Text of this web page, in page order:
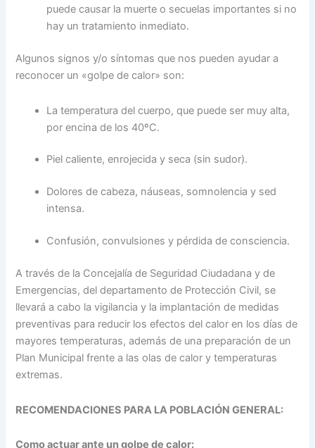
puede causar la muerte o secuelas importantes si no
hay un tratamiento inmediato.
Algunos signos y/o síntomas que nos pueden ayudar a
reconocer un «golpe de calor» son:
La temperatura del cuerpo, que puede ser muy alta,
por encina de los 40ºC.
Piel caliente, enrojecida y seca (sin sudor).
Dolores de cabeza, náuseas, somnolencia y sed
intensa.
Confusión, convulsiones y pérdida de consciencia.
A través de la Concejalía de Seguridad Ciudadana y de
Emergencias, del departamento de Protección Civil, se
llevará a cabo la vigilancia y la implantación de medidas
preventivas para reducir los efectos del calor en los días de
mayores temperaturas, además de una preparación de un
Plan Municipal frente a las olas de calor y temperaturas
extremas.
RECOMENDACIONES PARA LA POBLACIÓN GENERAL:
Como actuar ante un golpe de calor: